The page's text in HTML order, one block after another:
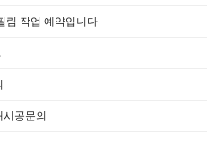
림 작업 예약입니다
공문의
케치북5
케치북5